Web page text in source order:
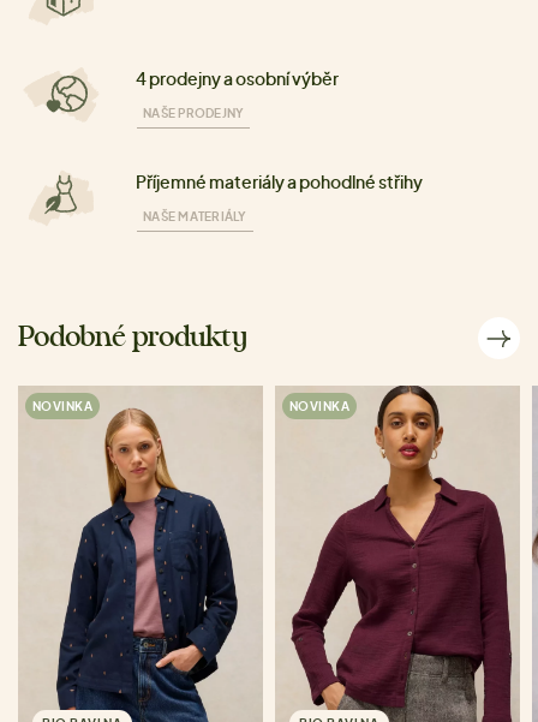
4 prodejny a osobní výběr
NAŠE PRODEJNY
Příjemné materiály a pohodlné střihy
NAŠE MATERIÁLY
Podobné produkty
NOVINKA NOVINKA